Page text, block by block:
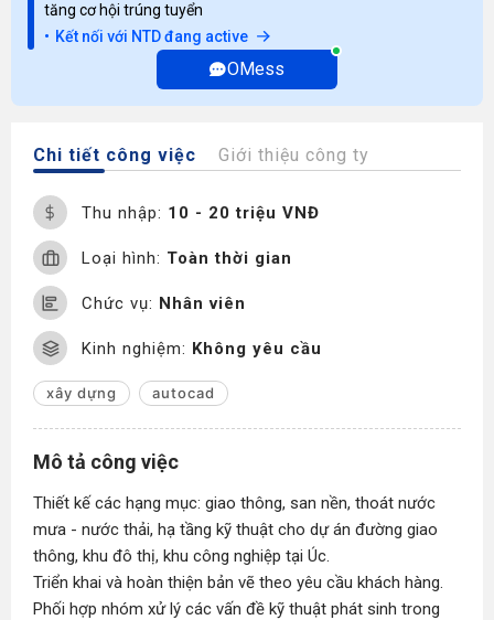
tăng cơ hội trúng tuyển
Kết nối với NTD đang active
OMess
Chi tiết công việc Giới thiệu công ty
Thu nhập: 10 - 20 triệu VNĐ
Loại hình: Toàn thời gian
Chức vụ: Nhân viên
Kinh nghiệm: Không yêu cầu
xây dựng autocad
Mô tả công việc
Thiết kế các hạng mục: giao thông, san nền, thoát nước
mưa - nước thải, hạ tầng kỹ thuật cho dự án đường giao
thông, khu đô thị, khu công nghiệp tại Úc.
Triển khai và hoàn thiện bản vẽ theo yêu cầu khách hàng.
Phối hợp nhóm xử lý các vấn đề kỹ thuật phát sinh trong